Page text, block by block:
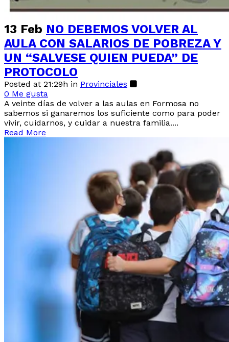
13 Feb NO DEBEMOS VOLVER AL
AULA CON SALARIOS DE POBREZA Y
UN “SALVESE QUIEN PUEDA” DE
PROTOCOLO
Posted at 21:29h in Provinciales
0 Me gusta
A veinte días de volver a las aulas en Formosa no
sabemos si ganaremos los suficiente como para poder
vivir, cuidarnos, y cuidar a nuestra familia....
Read More